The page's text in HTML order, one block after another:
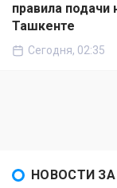
правила подачи
Ташкенте
Сегодня, 02:35
НОВОСТИ